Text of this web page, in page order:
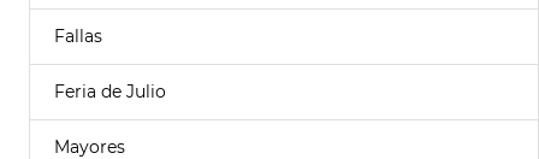
Fallas
Feria de Julio
Mayores